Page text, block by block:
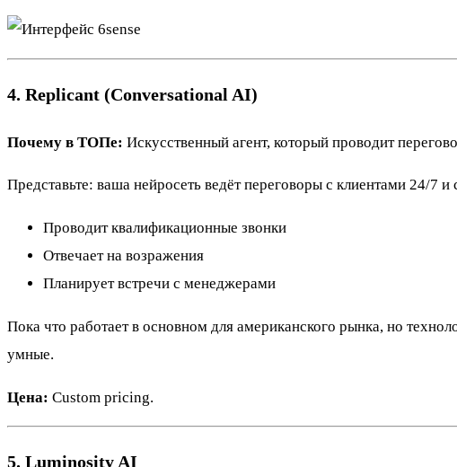
4. Replicant (Conversational AI)
Почему в ТОПе: Искусственный агент, который проводит
Представьте: ваша нейросеть ведёт переговоры с клиентами 24/7
Проводит квалификационные звонки
Отвечает на возражения
Планирует встречи с менеджерами
Пока что работает в основном для американского рынка, но
умные.
Цена: Custom pricing.
5. Luminosity AI